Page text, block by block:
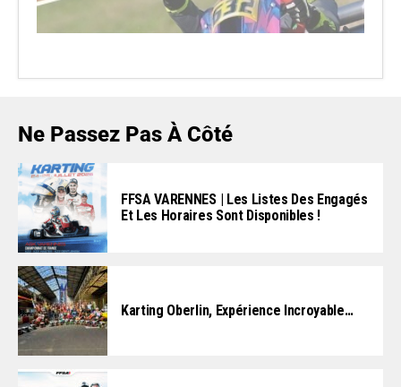
Ne Passez Pas À Côté
FFSA VARENNES | Les Listes Des Engagés
Et Les Horaires Sont Disponibles !
Karting Oberlin, Expérience Incroyable…